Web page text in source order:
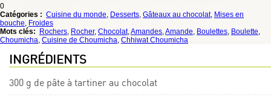
0
Catégories : Cuisine du monde, Desserts, Gâteaux au chocolat, Mises en
bouche, Froides
Mots clés:
Rochers, Rocher, Chocolat,Amandes,Amande, Boulettes, Boulette,
Choumicha, Cuisine de Choumicha, Chhiwat Choumicha
INGRÉDIENTS
300 g de pâte à tartiner au chocolat